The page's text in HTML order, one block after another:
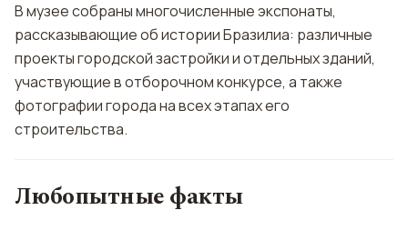
В музее собраны многочисленные экспонаты,
рассказывающие об истории Бразилиа: различные
проекты городской застройки и отдельных зданий,
участвующие в отборочном конкурсе, а также
фотографии города на всех этапах его
строительства.
Любопытные факты